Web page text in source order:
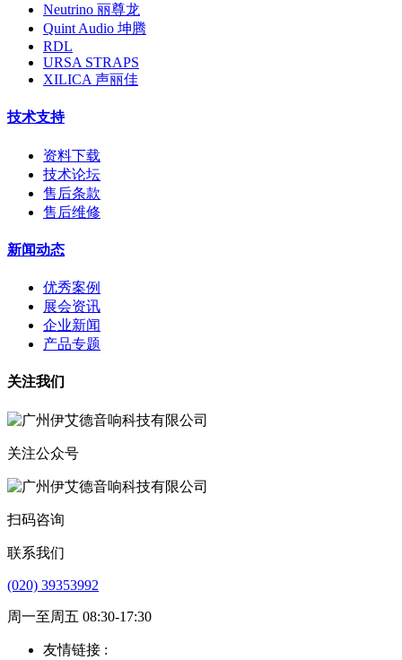
Neutrino 丽尊龙
Quint Audio 坤腾
RDL
URSA STRAPS
XILICA 声丽佳
技术支持
资料下载
技术论坛
售后条款
售后维修
新闻动态
优秀案例
展会资讯
企业新闻
产品专题
关注我们
关注公众号
扫码咨询
联系我们
(020) 39353992
周一至周五 08:30-17:30
友情链接 :